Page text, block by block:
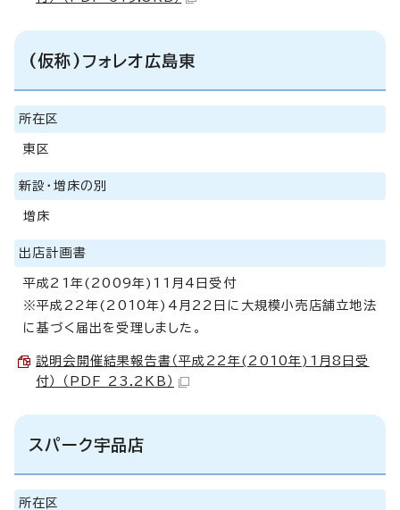
(仮称)フォレオ広島東
所在区
東区
新設・増床の別
増床
出店計画書
平成21年(2009年)11月4日受付
※平成22年(2010年)4月22日に大規模小売店舗立地法
に基づく届出を受理しました。
説明会開催結果報告書（平成22年(2010年)1月8日受
付） （PDF 23.2KB）
スパーク宇品店
所在区